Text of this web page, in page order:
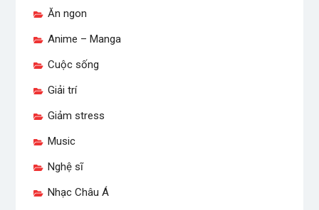
Ăn ngon
Anime – Manga
Cuộc sống
Giải trí
Giảm stress
Music
Nghệ sĩ
Nhạc Châu Á